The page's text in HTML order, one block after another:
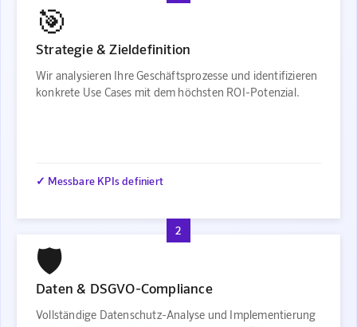
🎯
Strategie & Zieldefinition
Wir analysieren Ihre Geschäftsprozesse und identifizieren
konkrete Use Cases mit dem höchsten ROI-Potenzial.
✓ Messbare KPIs definiert
2
🛡️
Daten & DSGVO-Compliance
Vollständige Datenschutz-Analyse und Implementierung